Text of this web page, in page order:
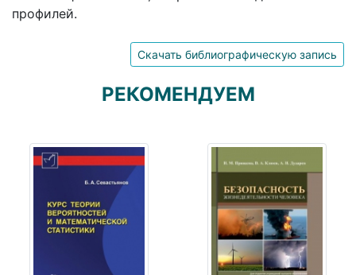
профилей.
Скачать библиографическую запись
РЕКОМЕНДУЕМ